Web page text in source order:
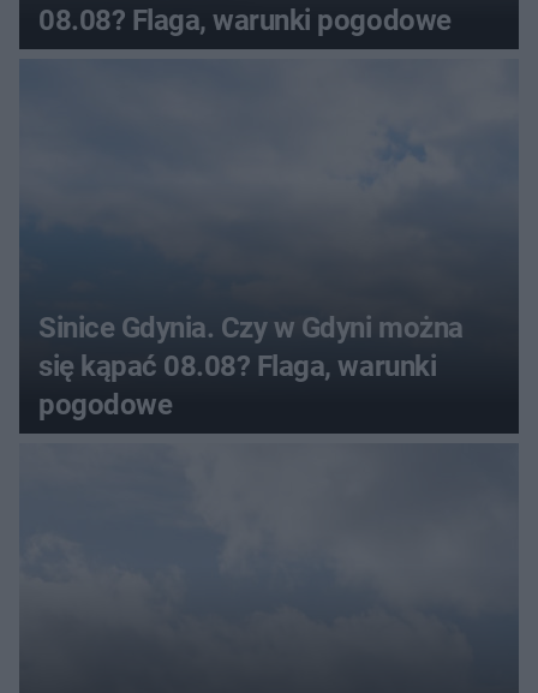
08.08? Flaga, warunki pogodowe
Sinice Gdynia. Czy w Gdyni można
się kąpać 08.08? Flaga, warunki
pogodowe